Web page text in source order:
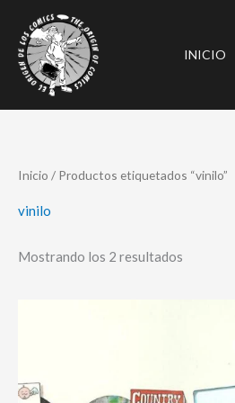
contenido
INICIO
Inicio / Productos etiquetados “vinilo”
vinilo
Mostrando los 2 resultados
Ordenado
por